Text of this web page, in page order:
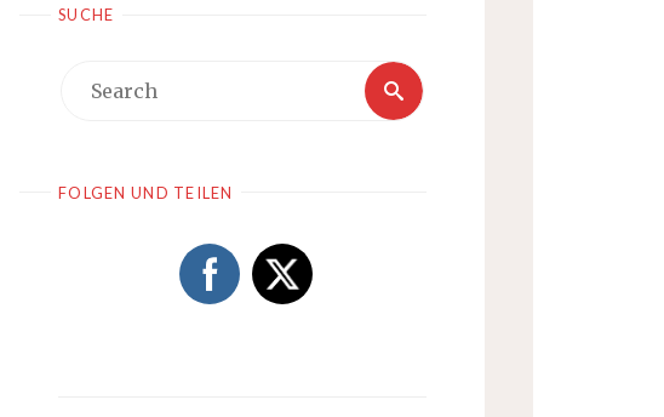
SUCHE
Search
FOLGEN UND TEILEN